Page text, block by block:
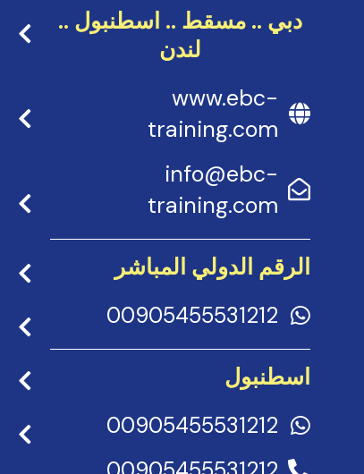
دبي .. مسقط .. اسطنبول ..
لندن
www.ebc-
training.com
info@ebc-
training.com
الرقم الدولي المباشر
00905455531212
اسطنبول
00905455531212